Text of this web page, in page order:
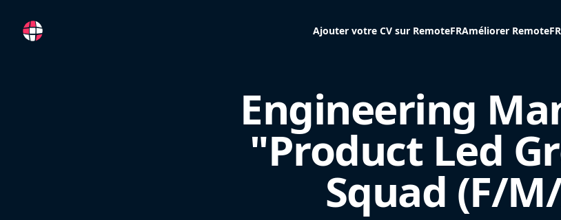
RemoteFR Ajouter votre CV sur RemoteFRAméliorer RemoteFR
Engineering
"Product Led
Squad (F/